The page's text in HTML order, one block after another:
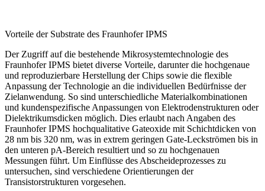
Vorteile der ­Substrate des Fraunhofer IPMS
Der Zugriff auf die bestehende Mikrosystemtechnologie des
Fraunhofer IPMS bietet diverse Vorteile, darunter die hochgenaue
und reproduzierbare Herstellung der Chips sowie die flexible
Anpassung der Technologie an die individuellen Bedürfnisse der
Zielanwendung. So sind unterschiedliche Materialkombinationen
und kundenspezifische Anpassungen von Elektrodenstrukturen oder
Dielektrikumsdicken möglich. Dies erlaubt nach Angaben des
Fraunhofer IPMS hochqualitative Gateoxide mit Schichtdicken von
28 nm bis 320 nm, was in extrem geringen Gate-Leckströmen bis in
den unteren pA-Bereich resultiert und so zu hochgenauen
Messungen führt. Um Einflüsse des Abscheideprozesses zu
untersuchen, sind verschiedene Orientierungen der
Transistorstrukturen vorgesehen.